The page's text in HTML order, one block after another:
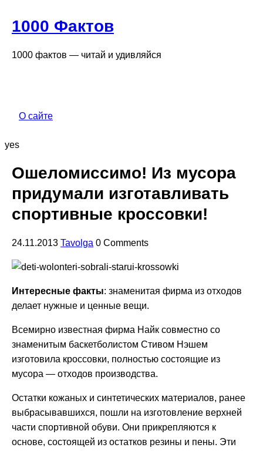
1000 Фактов
1000 фактов — читай и удивляйся
О сайте
yes
Ошеломиссимо! Из мусора
придумали изготавливать
спортивные кроссовки!
24.11.2013 Tavolga 0 Comments
Интересные факты: знаменитая фирма из отходов
делает нужные и ценные вещи.
Всемирно известная фирма Найк совместно со
знаменитым баскетболистом Стивом Нэшем
изготовила кроссовки, полностью состоящие из
мусора — отходов производства.
Остатки кожаных и синтетических материалов, ранее
выбрасывавшихся, пошли на изготовление верхней
части спортивной обуви. Они прикрепляются к
основе, состоящей из остатков резины и пены. Эти